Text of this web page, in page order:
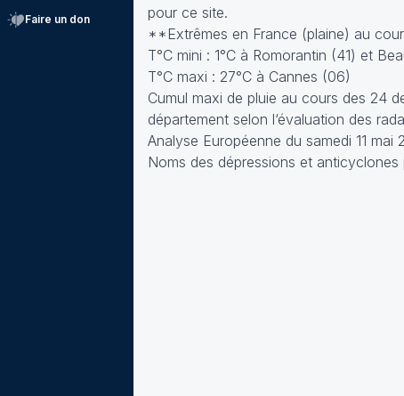
Faire un don
pour ce site.
**Extrêmes en France (plaine) au
T°C mini : 1°C à Romorantin (41) et
T°C maxi : 27°C à Cannes (06)
Cumul maxi de pluie au cours des 24
département selon l‘évaluation des
Analyse Européenne du samedi 11 mai
Noms des dépressions et anticyclones